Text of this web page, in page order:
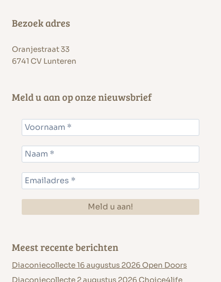
Bezoek adres
Oranjestraat 33
6741 CV Lunteren
Meld u aan op onze nieuwsbrief
Meest recente berichten
Diaconiecollecte 16 augustus 2026 Open Doors
Diaconiecollecte 2 augustus 2026 Choice4life